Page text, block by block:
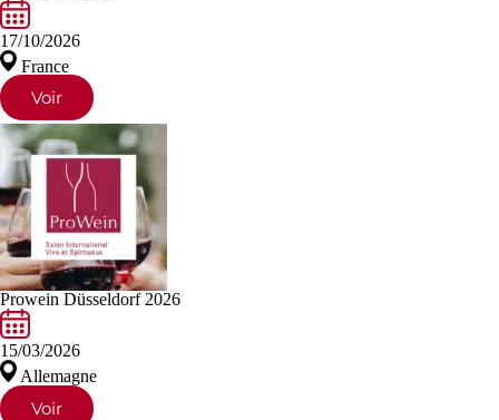
17/10/2026
France
Voir
Prowein Düsseldorf 2026
15/03/2026
Allemagne
Voir